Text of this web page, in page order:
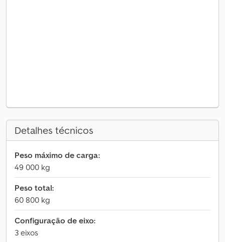
Detalhes técnicos
Peso máximo de carga:
49 000 kg
Peso total:
60 800 kg
Configuração de eixo:
3 eixos